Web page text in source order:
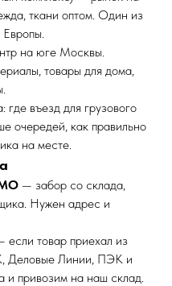
ткани оптом. Один из
Европы.
на юге Москвы.
товары для дома,
въезд для грузового
очередей, как правильно
на месте.
МО — забор со склада,
Нужен адрес и
если товар приехал из
Деловые Линии, ПЭК и
и привозим на наш склад.